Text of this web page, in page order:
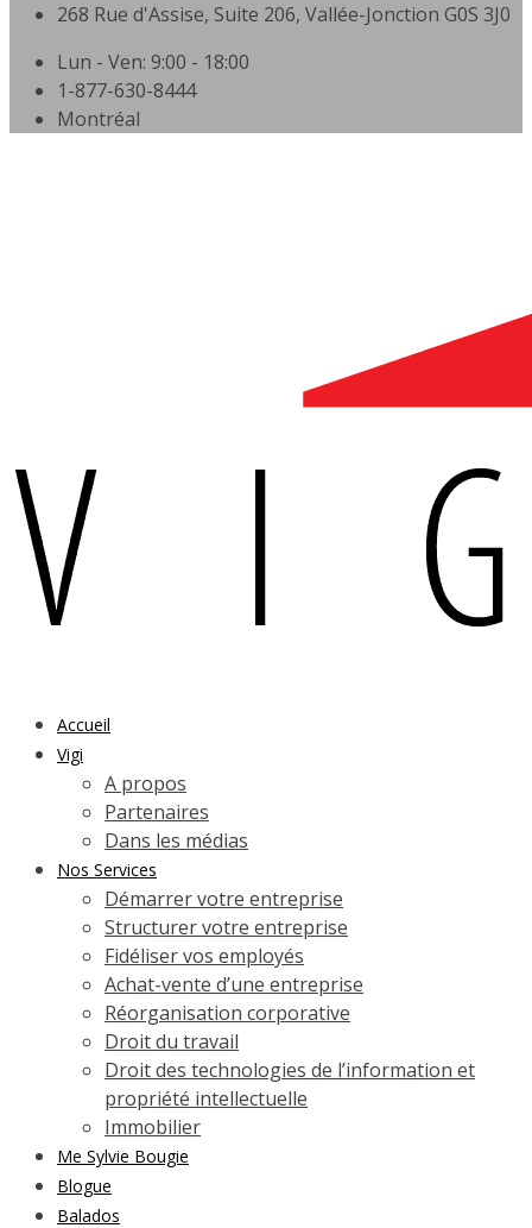
268 Rue d'Assise, Suite 206, Vallée-Jonction G0S 3J0
Lun - Ven: 9:00 - 18:00
1-877-630-8444
Montréal
Accueil
Vigi
A propos
Partenaires
Dans les médias
Nos Services
Démarrer votre entreprise
Structurer votre entreprise
Fidéliser vos employés
Achat-vente d’une entreprise
Réorganisation corporative
Droit du travail
Droit des technologies de l’information et
propriété intellectuelle
Immobilier
Me Sylvie Bougie
Blogue
Balados